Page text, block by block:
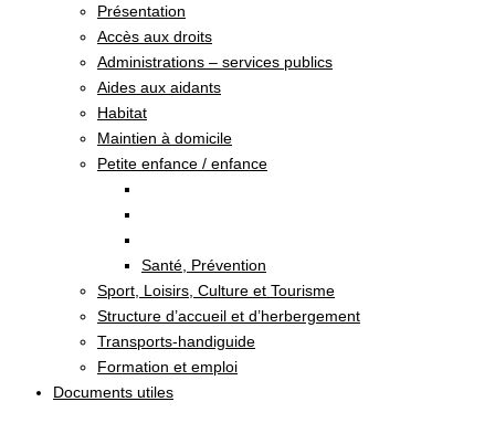
Présentation
Accès aux droits
Administrations – services publics
Aides aux aidants
Habitat
Maintien à domicile
Petite enfance / enfance
Santé, Prévention
Sport, Loisirs, Culture et Tourisme
Structure d’accueil et d’herbergement
Transports-handiguide
Formation et emploi
Documents utiles